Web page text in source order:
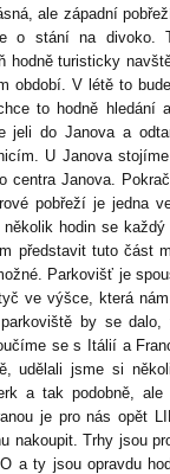
ale západní
o stání na divoko.
hodně turisticky
období. V létě to
to hodně hledání
jeli do Janova a
U Janova
centra Janova.
pobřeží je jedna
hodin se
představit tuto část
Parkovišť je
ve výšce, která
by se
se s Itálií a
udělali jsme si
a tak podobně,
je pro nás opět
nakoupit. Trhy jsou
a ty jsou opravdu